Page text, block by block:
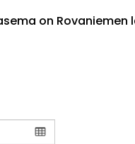
on Rovaniemen